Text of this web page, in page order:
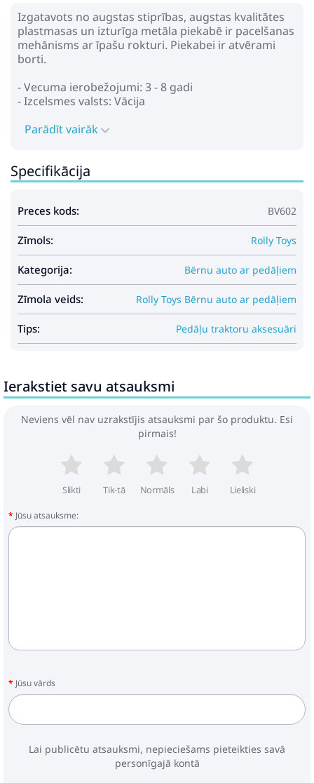
Izgatavots no augstas stiprības, augstas kvalitātes
plastmasas un izturīga metāla piekabē ir pacelšanas
mehānisms ar īpašu rokturi. Piekabei ir atvērami
borti.
- Vecuma ierobežojumi: 3 - 8 gadi
- Izcelsmes valsts: Vācija
Parādīt vairāk
Specifikācija
Preces kods: BV602
Zīmols: Rolly Toys
Kategorija: Bērnu auto ar pedāļiem
Zīmola veids: Rolly Toys Bērnu auto ar pedāļiem
Tips: Pedāļu traktoru aksesuāri
Ierakstiet savu atsauksmi
Neviens vēl nav uzrakstījis atsauksmi par šo produktu. Esi
pirmais!
Slikti Tik-tā Normāls Labi Lieliski
Jūsu atsauksme:
Jūsu vārds
Lai publicētu atsauksmi, nepieciešams pieteikties savā
personīgajā kontā